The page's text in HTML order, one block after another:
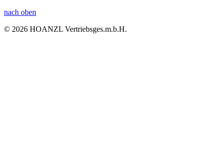
nach oben
© 2026 HOANZL Vertriebsges.m.b.H.